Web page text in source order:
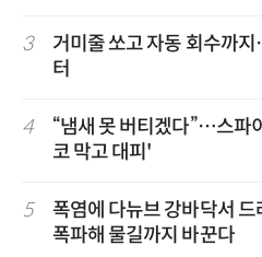
3
거미줄 쏘고 자동 회수까
터
4
“냄새 못 버티겠다”…스파
코 막고 대피'
5
폭염에 다뉴브 강바닥서
폭파해 물길까지 바꾼다